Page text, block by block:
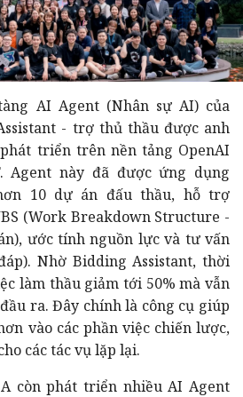
AI Agent (Nhân sự AI) của
- trợ thủ thầu được anh
triển trên nền tảng OpenAI
Agent này đã được ứng dụng
10 dự án đấu thầu, hỗ trợ
(Work Breakdown Structure -
ước tính nguồn lực và tư vấn
Nhờ Bidding Assistant, thời
làm thầu giảm tới 50% mà vẫn
ra. Đây chính là công cụ giúp
vào các phần việc chiến lược,
các tác vụ lặp lại.
còn phát triển nhiều AI Agent